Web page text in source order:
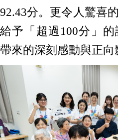
92.43分。更令人驚喜
給予「超過100分」
帶來的深刻感動與正向